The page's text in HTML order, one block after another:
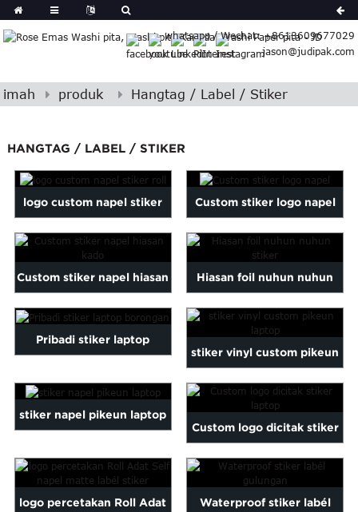
whatsapp / Wechat: +8613609677029
jason@judipak.com
German
Japanese
Indonesian
Polish
Bosnian
Filipino
Georgian
Hawaiian
Icelandic
Latin
Pashto
Sesotho
imah produk Hangtag / Label / Stiker
HANGTAG / LABEL / STIKER
logo custom napel stiker
roll
Custom stiker logo napel
Custom stiker napel hiasan
kado
Hiasan foil nuhun nuhun
stiker
Pribadi stiker laptop
stiker vinyl custom pikeun
laptop
stiker napel pikeun laptop
Custom logo dicitak stiker
laptop
logo percetakan Roll Adat Waterproof stiker labél